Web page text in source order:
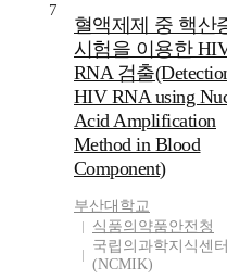
7
혈액제제 중 핵산
시험을 이용한
RNA 검출
HIV RNA using
Acid Amplification
Method in Blood
Component)
부산대학교
식품의약품안전청
국립의과학지식센
(NCMIK)